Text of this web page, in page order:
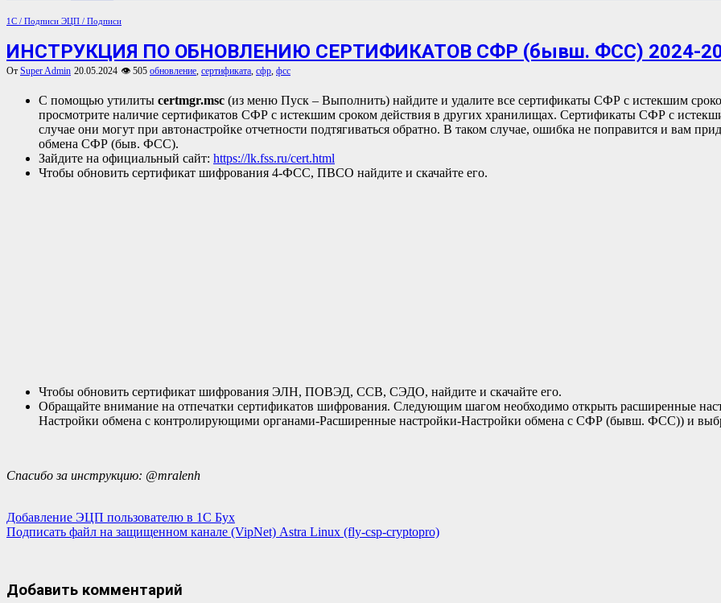
1С / Подписи ЭЦП / Подписи
ИНСТРУКЦИЯ ПО ОБНОВЛЕНИЮ СЕРТИФИКАТОВ СФР (бывш. ФСС) 2024-
От Super Admin 20.05.2024 👁 505 обновление, сертификата, сфр, фсс
С помощью утилиты certmgr.msc (из меню Пуск – Выполнить) найдите и удалите все сертификаты СФР с истекшим
просмотрите наличие сертификатов СФР с истекшим сроком действия в других хранилищах. Сертификаты СФР с
случае они могут при автонастройке отчетности подтягиваться обратно. В таком случае, ошибка не поправится и вам
обмена СФР (быв. ФСС).
Зайдите на официальный сайт: https://lk.fss.ru/cert.html
Чтобы обновить сертификат шифрования 4-ФСС, ПВСО найдите и скачайте его.
Чтобы обновить сертификат шифрования ЭЛН, ПОВЭД, ССВ, СЭДО, найдите и скачайте его.
Обращайте внимание на отпечатки сертификатов шифрования. Следующим шагом необходимо открыть расширенные
Настройки обмена с контролирующими органами-Расширенные настройки-Настройки обмена с СФР (бывш. ФСС)) и
Спасибо за инструкцию: @mralenh
Навигация
по
Добавление ЭЦП пользователю в 1С Бух
Подписать файл на защищенном канале (VipNet) Astra Linux (fly-csp-cryptopro)
Добавить комментарий